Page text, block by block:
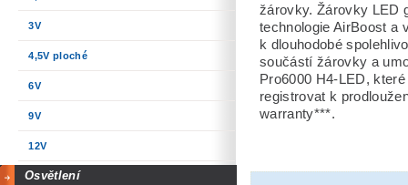
3V
4,5V ploché
6V
9V
12V
Osvětlení
žárovky. Žárovky LED
technologie AirBoost a
k dlouhodobé
součástí žárovky a
Pro6000 H4-LED,
registrovat k
warranty***.